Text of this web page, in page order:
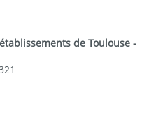
de Toulouse -